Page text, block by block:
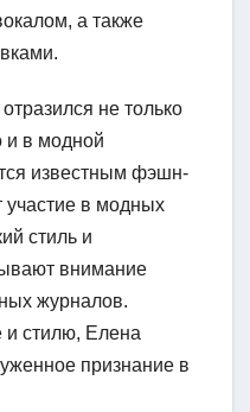
а также
не только
и в модной
известным фэшн-
участие в модных
стиль и
внимание
журналов.
и стилю, Елена
признание в